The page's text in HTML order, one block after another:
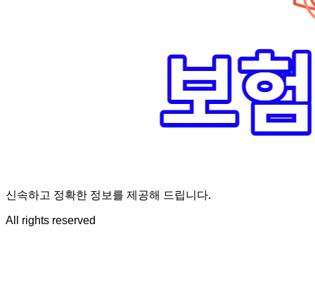
신속하고 정확한 정보를 제공해 드립니다.
All rights reserved